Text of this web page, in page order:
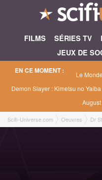
FILMS SÉRIES TV
JEUX DE
EN CE MOMENT : Le
Demon Slayer : Kimetsu no Yaiba
Scifi-Universe.com Oeuvres Dr